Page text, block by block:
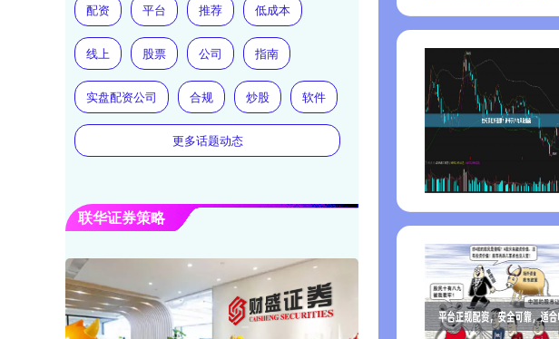
配资 平台 推荐 低成本
线上 股票 公司 指南
实盘配资公司 合规 炒股 软件
更多话题动态
联华证券策略